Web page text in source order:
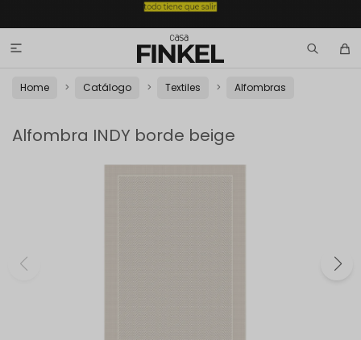

Home Catálogo Textiles Alfombras
Alfombra INDY borde beige